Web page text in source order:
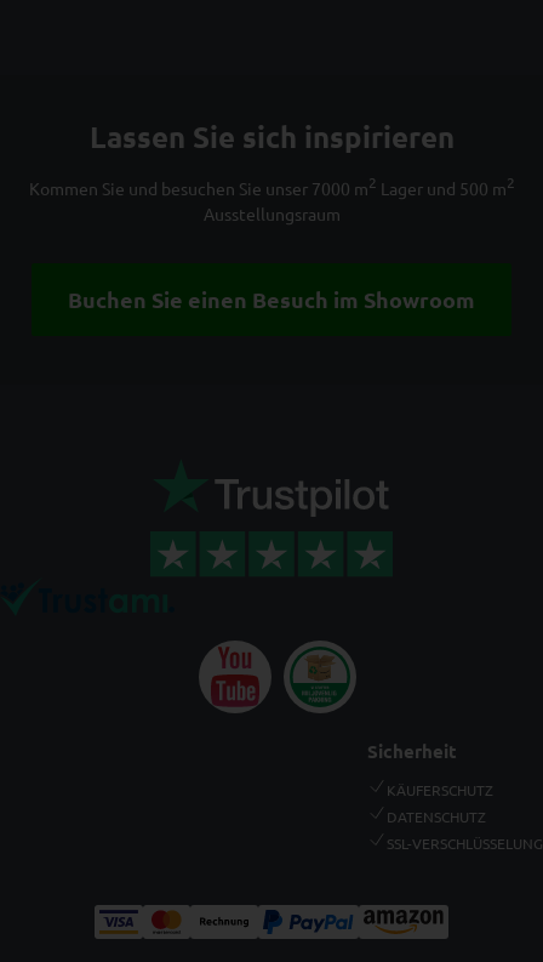
Lassen Sie sich inspirieren
Kommen Sie und besuchen Sie unser 7000 m2 Lager und 500 m2
Ausstellungsraum
Buchen Sie einen Besuch im Showroom
Sicherheit
KÄUFERSCHUTZ
DATENSCHUTZ
SSL-VERSCHLÜSSELUNG